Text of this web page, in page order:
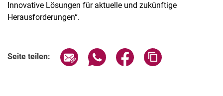
Innovative Lösungen für aktuelle und zukünftige
Herausforderungen“.
Seite teilen: Seite über E-Mail teilen
Seite über WhatsApp teilen
Seite über Facebook